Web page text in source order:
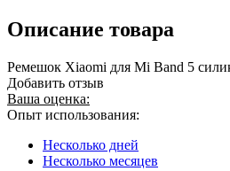
Описание товара
Ремешок Xiaomi для Mi Band 5
Добавить отзыв
Ваша оценка:
Опыт использования:
Несколько дней
Несколько месяцев